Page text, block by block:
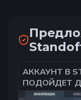
АККАУНТ В
ПОДОЙДЕТ
ИГРОКОВ